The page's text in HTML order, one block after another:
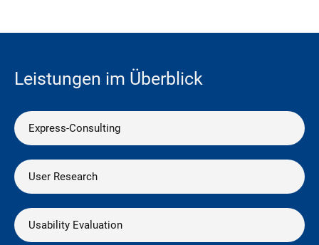
Leistungen im Überblick
Express-Consulting
User Research
Usability Evaluation